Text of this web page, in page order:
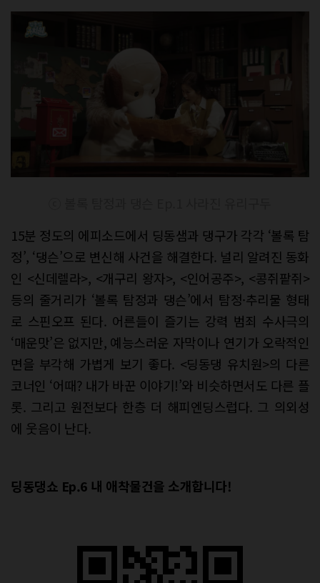
15분 정도의 에피소드에서 딩동샘과 댕구가 각각 ‘볼록 탐
정’, ‘댕슨’으로 변신해 사건을 해결한다. 널리 알려진 동화
인 <신데렐라>, <개구리 왕자>, <인어공주>, <콩쥐팥쥐>
등의 줄거리가 ‘볼록 탐정과 댕슨’에서 탐정·추리물 형태
로 스핀오프 된다. 어른들이 즐기는 강력 범죄 수사극의
‘매운맛’은 없지만, 예능스러운 자막이나 연기가 오락적인
면을 부각해 가볍게 보기 좋다. <딩동댕 유치원>의 다른
코너인 ‘어때? 내가 바꾼 이야기!’와 비슷하면서도 다른 플
롯. 그리고 원전보다 한층 더 해피엔딩스럽다. 그 의외성
에 웃음이 난다.
딩동댕쇼 Ep.6 내 애착물건을 소개합니다!